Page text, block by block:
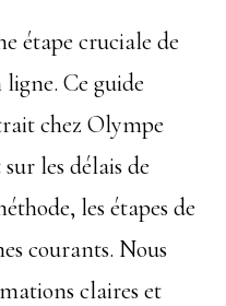
étape cruciale de
Ce guide
chez Olympe
les délais de
les étapes de
courants. Nous
claires et